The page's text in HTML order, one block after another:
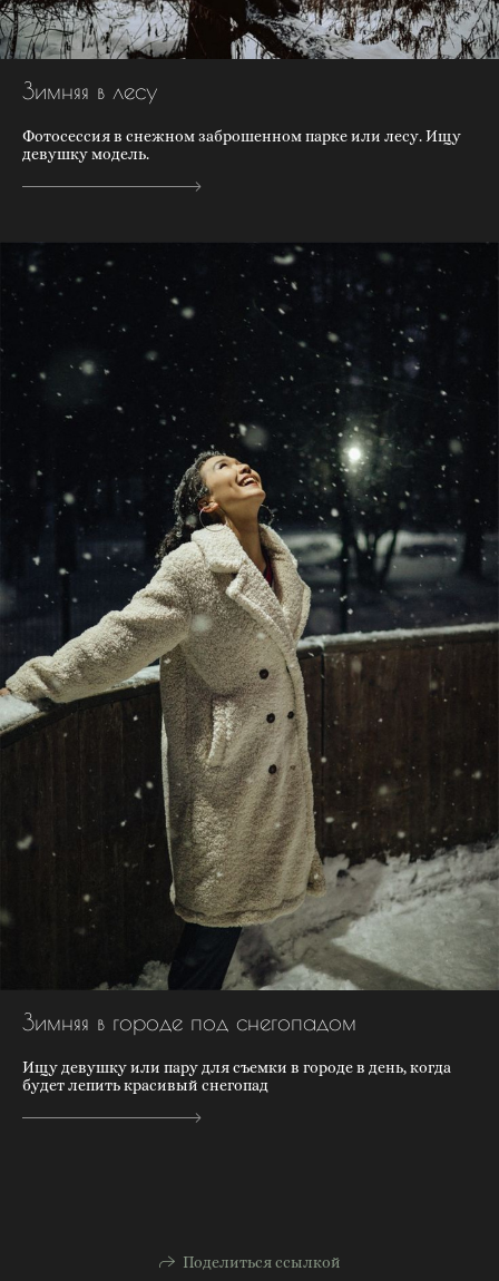
Зимняя в лесу
Фотосессия в снежном заброшенном парке или лесу. Ищу
девушку модель.
Зимняя в городе под снегопадом
Ищу девушку или пару для съемки в городе в день, когда
будет лепить красивый снегопад
Поделиться ссылкой